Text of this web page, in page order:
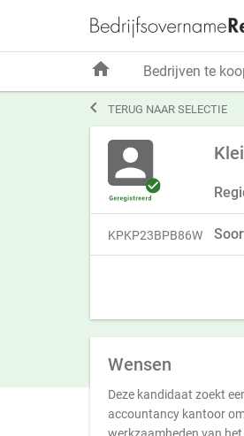
 TERUG NAAR SELECTIE
KPKP23BPB86W
Wensen
Deze kandidaat zoekt
accountancy kantoor
home Bedrijven te